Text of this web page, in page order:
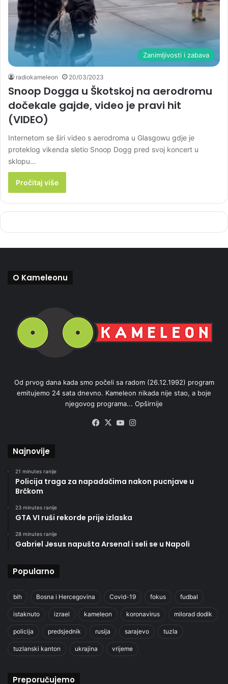
Zanimljivosti i zabava
radiokameleon 20/03/2023
Snoop Dogga u Škotskoj na aerodromu
dočekale gajde, video je pravi hit
(VIDEO)
Internetom se širi video s aerodroma u Glasgowu gdje je
proteklog vikenda sletio Snoop Dogg pred svoj koncert u
sklopu…
Pročitaj više
O Kameleonu
Od prvog dana kada smo počeli sa radom (26.12.1992) program
emitujemo 24 sata dnevno. Kameleon nikada nije stao, a boje
njegovog programa... Opširnije
Facebook
X YouTube
Najnovije
21 minutes ranije
Policija traga za napadačima nakon pucnjave u
Brčkom
23 minutes ranije
GTA VI ruši rekorde prije izlaska
28 minutes ranije
Gabriel Jesus napušta Arsenal i seli se u Napoli
Popularno
bih Bosna i Hercegovina Covid-19 fokus fudbal
istaknuto izrael kameleon koronavirus milorad dodik
policija predsjednik rusija sarajevo tuzla
tuzlanski kanton ukrajina vrijeme
Preporučujemo